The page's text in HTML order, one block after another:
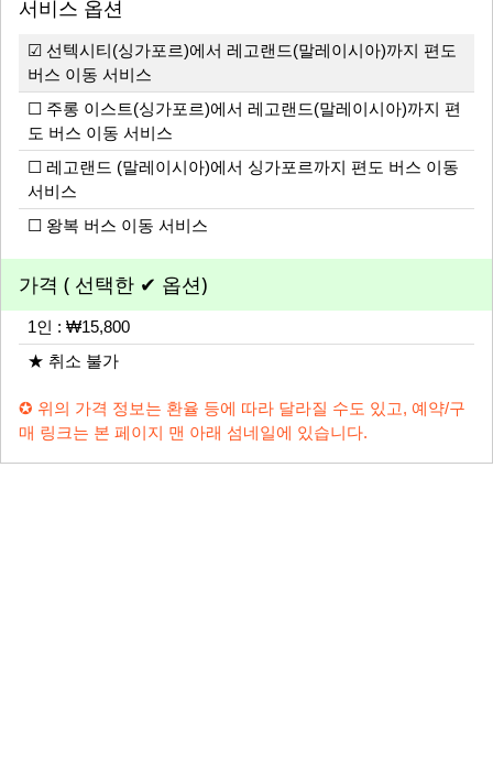
서비스 옵션
☑ 선텍시티(싱가포르)에서 레고랜드(말레이시아)까지 편도
버스 이동 서비스
☐ 주롱 이스트(싱가포르)에서 레고랜드(말레이시아)까지 편
도 버스 이동 서비스
☐ 레고랜드 (말레이시아)에서 싱가포르까지 편도 버스 이동
서비스
☐ 왕복 버스 이동 서비스
가격 ( 선택한 ✔ 옵션)
1인 : ₩15,800
★ 취소 불가
✪ 위의 가격 정보는 환율 등에 따라 달라질 수도 있고, 예약/구
매 링크는 본 페이지 맨 아래 섬네일에 있습니다.